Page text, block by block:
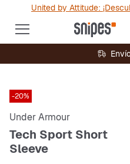
United by Attitude:
-20%
Under Armour
Tech Sport Short
Sleeve